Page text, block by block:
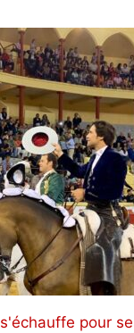
pour